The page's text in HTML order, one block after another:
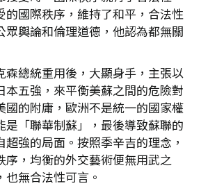
的國際秩序，維持了和平，合法性
眾輿論和倫理道德，他認為都無關
森總統重用後，大顯身手，主張以
本五強，來平衡美蘇之間的危險對
國的附庸，歐洲不是統一的國家權
是「聯華制蘇」，最後導致蘇聯的
強的局面。按照季辛吉的理念，
序，均衡的外交藝術便無用武之
無合法性可言。